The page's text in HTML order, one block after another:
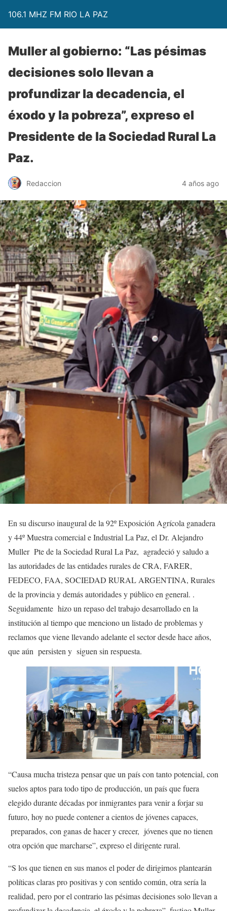
106.1 MHZ FM RIO LA PAZ
Muller al gobierno: “Las pésimas
decisiones solo llevan a
profundizar la decadencia, el
éxodo y la pobreza”, expreso el
Presidente de la Sociedad Rural La
Paz.
Redaccion 4 años ago
En su discurso inaugural de la 92º Exposición Agrícola ganadera
y 44º Muestra comercial e Industrial La Paz, el Dr. Alejandro
Muller Pte de la Sociedad Rural La Paz, agradeció y saludo a
las autoridades de las entidades rurales de CRA, FARER,
FEDECO, FAA, SOCIEDAD RURAL ARGENTINA, Rurales
de la provincia y demás autoridades y público en general. .
Seguidamente hizo un repaso del trabajo desarrollado en la
institución al tiempo que menciono un listado de problemas y
reclamos que viene llevando adelante el sector desde hace años,
que aún persisten y siguen sin respuesta.
“Causa mucha tristeza pensar que un país con tanto potencial, con
suelos aptos para todo tipo de producción, un país que fuera
elegido durante décadas por inmigrantes para venir a forjar su
futuro, hoy no puede contener a cientos de jóvenes capaces,
preparados, con ganas de hacer y crecer, jóvenes que no tienen
otra opción que marcharse”, expreso el dirigente rural.
“S los que tienen en sus manos el poder de dirigirnos plantearán
políticas claras pro positivas y con sentido común, otra sería la
realidad, pero por el contrario las pésimas decisiones solo llevan a